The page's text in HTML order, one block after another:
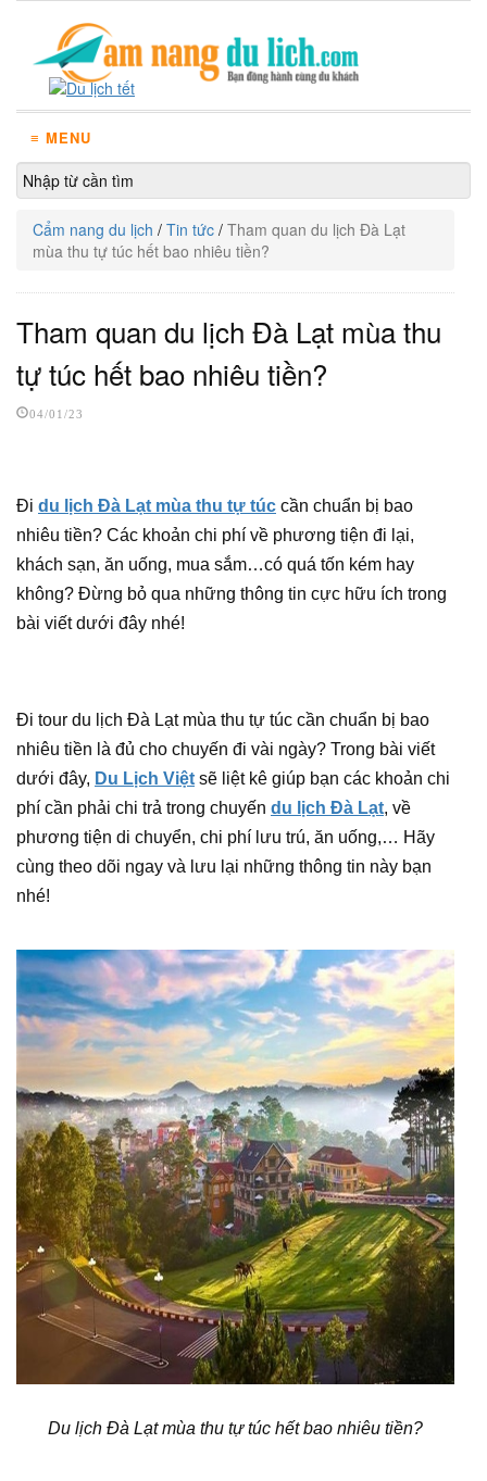
≡ MENU
Cẩm nang du lịch / Tin tức / Tham quan du lịch Đà Lạt
mùa thu tự túc hết bao nhiêu tiền?
Tham quan du lịch Đà Lạt mùa thu
tự túc hết bao nhiêu tiền?
04/01/23
Đi du lịch Đà Lạt mùa thu tự túc cần chuẩn bị bao
nhiêu tiền? Các khoản chi phí về phương tiện đi lại,
khách sạn, ăn uống, mua sắm…có quá tốn kém hay
không? Đừng bỏ qua những thông tin cực hữu ích trong
bài viết dưới đây nhé!
Đi tour du lịch Đà Lạt mùa thu tự túc cần chuẩn bị bao
nhiêu tiền là đủ cho chuyến đi vài ngày? Trong bài viết
dưới đây, Du Lịch Việt sẽ liệt kê giúp bạn các khoản chi
phí cần phải chi trả trong chuyến du lịch Đà Lạt, về
phương tiện di chuyển, chi phí lưu trú, ăn uống,… Hãy
cùng theo dõi ngay và lưu lại những thông tin này bạn
nhé!
Du lịch Đà Lạt mùa thu tự túc hết bao nhiêu tiền?